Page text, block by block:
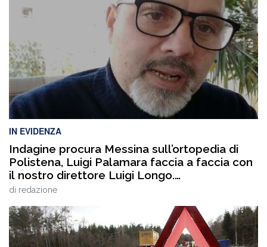
IN EVIDENZA
Indagine procura Messina sull’ortopedia di
Polistena, Luigi Palamara faccia a faccia con
il nostro direttore Luigi Longo.
VIDEOINTERVISTA
di redazione